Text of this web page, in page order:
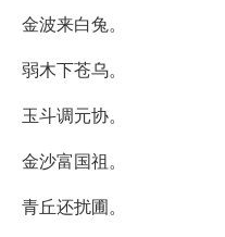
金波来白兔。
弱木下苍乌。
玉斗调元协。
金沙富国祖。
青丘还扰圃。